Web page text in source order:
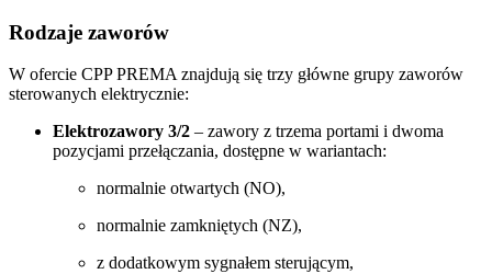
Rodzaje zaworów
W ofercie CPP PREMA znajdują się trzy główne grupy zaworów
sterowanych elektrycznie:
Elektrozawory 3/2 – zawory z trzema portami i dwoma
pozycjami przełączania, dostępne w wariantach:
normalnie otwartych (NO),
normalnie zamkniętych (NZ),
z dodatkowym sygnałem sterującym,